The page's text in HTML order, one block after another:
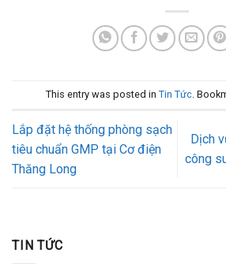
This entry was posted in Tin Tức .
Lắp đặt hệ thống phòng sạch
tiêu chuẩn GMP tại Cơ điện
Thăng Long
Dịch
công
TIN TỨC